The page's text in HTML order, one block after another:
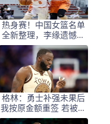
热身赛！中国女篮名单
全新整理，李缘遗憾落
选，新版李梦确认崛起
格林：勇士补强未果后
我按原金额重签 若被交
易也能接受